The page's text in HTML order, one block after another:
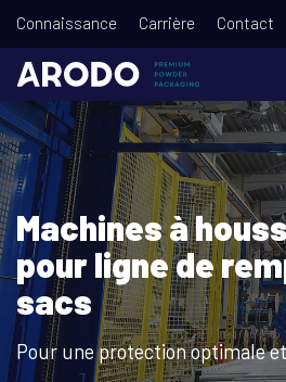
Aller
au
contenu
principal
T
o
p
m
e
n
u
Connaissance Carrière Contact
Machines à
pour ligne de
sacs
Pour une protection optimale